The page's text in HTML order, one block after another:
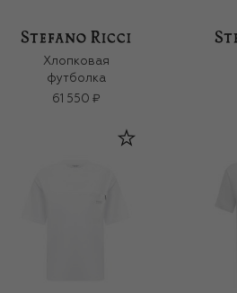
Хлопковая
футболка
61 550 ₽